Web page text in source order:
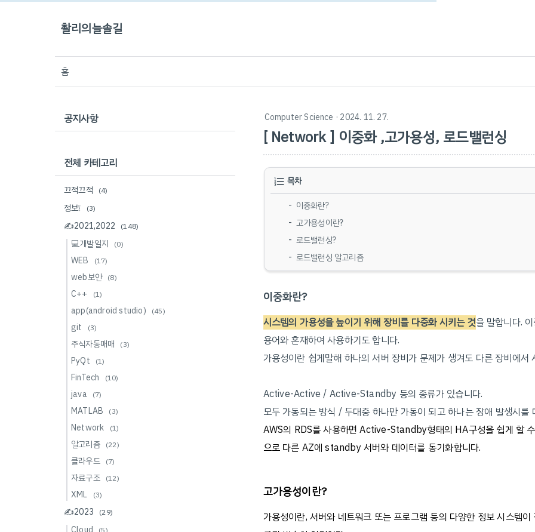
촬리의늘솔길
홈
Computer Science · 2024. 11. 27.
[ Network ] 이중화 ,고가용성, 로드밸런싱
목차
이중화란?
고가용성이란?
로드밸런싱?
로드밸런싱 알고리즘
이중화란?
시스템의 가용성을 높이기 위해 장비를 다중화 시키는 것을 말합니다.
용어와 혼재하여 사용하기도 합니다.
가용성이란 쉽게말해 하나의 서버 장비가 문제가 생겨도 다른 장비에
Active-Active / Active-Standby 등의 종류가 있습니다.
모두 가동되는 방식 / 두대중 하나만 가동이 되고 하나는 장애 발생시를
AWS의 RDS를 사용하면 Active-Standby형태의 HA구성을 쉽게 할
으로 다른 AZ에 standby 서버와 데이터를 동기화합니다.
고가용성이란?
가용성이란, 서버와 네트워크 또는 프로그램 등의 다양한 정보 시스템
공지사항
전체 카테고리
끄적끄적 (4)
정보❕ (3)
✍2021,2022 (148)
💻개발일지 (0)
WEB (17)
web보안 (8)
C++ (1)
app(android studio) (45)
git (3)
주식자동매매 (3)
PyQt (1)
FinTech (10)
java (7)
MATLAB (3)
Network (1)
알고리즘 (22)
클라우드 (7)
자료구조 (12)
XML (3)
✍️2023 (29)